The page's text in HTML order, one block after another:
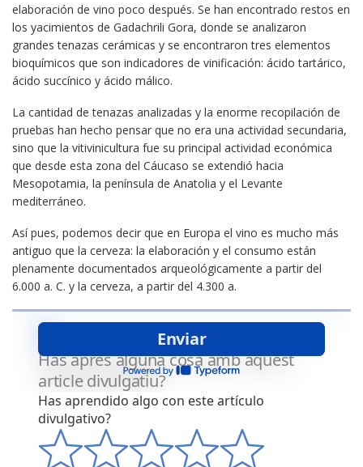
elaboración de vino poco después. Se han encontrado restos en
los yacimientos de Gadachrili Gora, donde se analizaron
grandes tenazas cerámicas y se encontraron tres elementos
bioquímicos que son indicadores de vinificación: ácido tartárico,
ácido succínico y ácido málico.
La cantidad de tenazas analizadas y la enorme recopilación de
pruebas han hecho pensar que no era una actividad secundaria,
sino que la vitivinicultura fue su principal actividad económica
que desde esta zona del Cáucaso se extendió hacia
Mesopotamia, la península de Anatolia y el Levante
mediterráneo.
Así pues, podemos decir que en Europa el vino es mucho más
antiguo que la cerveza: la elaboración y el consumo están
plenamente documentados arqueológicamente a partir del
6.000 a. C. y la cerveza, a partir del 4.300 a.